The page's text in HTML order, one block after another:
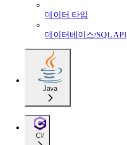
데이터 타입
데이터베이스/SQL API
Java
C#